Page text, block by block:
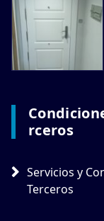
Rceros
Servicios y
Terceros